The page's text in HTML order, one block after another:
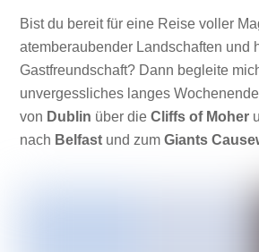
Bist du bereit für eine Reise voller
atemberaubender Landschaften und
Gastfreundschaft? Dann begleite
unvergessliches langes
von Dublin über dieCliffs of Moher
nach Belfast und zumGiants